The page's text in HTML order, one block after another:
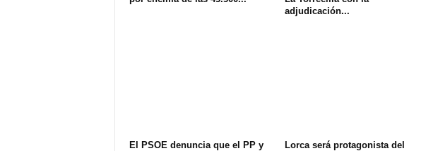
adjudicación...
El PSOE denuncia que el PP y
Lorca será protagonista del